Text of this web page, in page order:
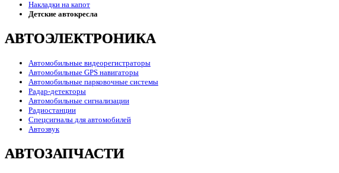
Накладки на капот
Детские автокресла
АВТОЭЛЕКТРОНИКА
Автомобильные видеорегистраторы
Автомобильные GPS навигаторы
Автомобильные парковочные системы
Радар-детекторы
Автомобильные сигнализации
Радиостанции
Спецсигналы для автомобилей
Автозвук
АВТОЗАПЧАСТИ